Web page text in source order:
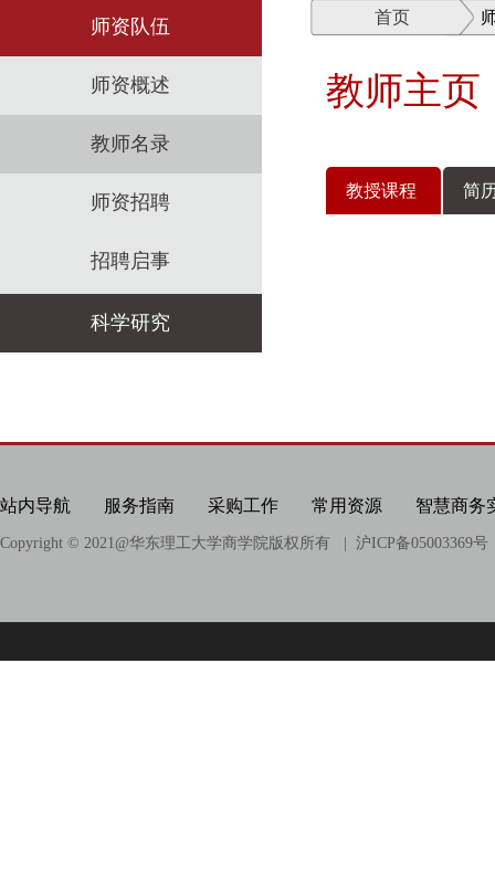
师资队伍
师资概述
教师名录
师资招聘
招聘启事
科学研究
科研政策
科研项目
科研成果
首页
教师主页
教授课程 简
站内导航 服务指南 采购工作 常用资源 智慧商务
Copyright © 2021@华东理工大学商学院版权所有 | 沪ICP备05003369号